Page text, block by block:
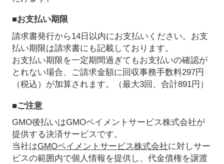
■お支払い期限
請求書発行から14日以内にお支払いください。お支
払い期限は請求書にも記載しております。
お支払い期限を一定期間過ぎてもお支払いの確認が
とれない場合、ご請求金額に回収事務手数料297円
（税込）が加算されます。（最大3回、合計891円）
■ご注意
GMO後払いはGMOペイメントサービス株式会社が
提供する決済サービスです。
当社はGMOペイメントサービス株式会社に対しサー
ビスの範囲内で個人情報を提供し、代金債権を譲渡